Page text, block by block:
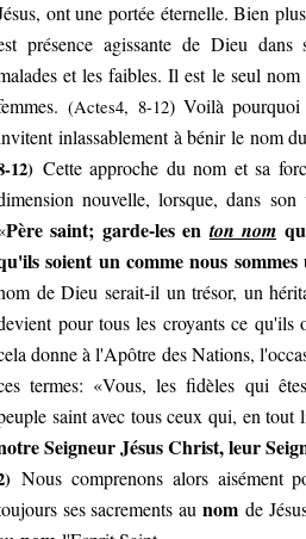
ont une portée éternelle. Bien
présence agissante de Dieu
et les faibles. Il est le seul
(Actes4, 8-12) Voilà pourquoi
inlassablement à bénir le nom
12) Cette approche du nom et sa
nouvelle, lorsque, dans
Père saint; garde-les enton nom
soient un comme nous
de Dieu serait-il un trésor, un
pour tous les croyants ce qu'ils
donne à l'Apôtre des Nations,
termes: «Vous, les fidèles qui
saint avec tous ceux qui, en tout
Seigneur Jésus Christ, leur
Nous comprenons alors aisément
ses sacrements aunom de